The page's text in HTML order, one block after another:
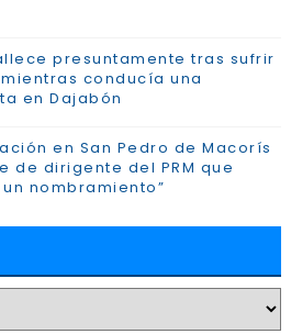
presuntamente tras sufrir
conducía una
en Dajabón
en San Pedro de Macorís
de dirigente del PRM que
nombramiento”